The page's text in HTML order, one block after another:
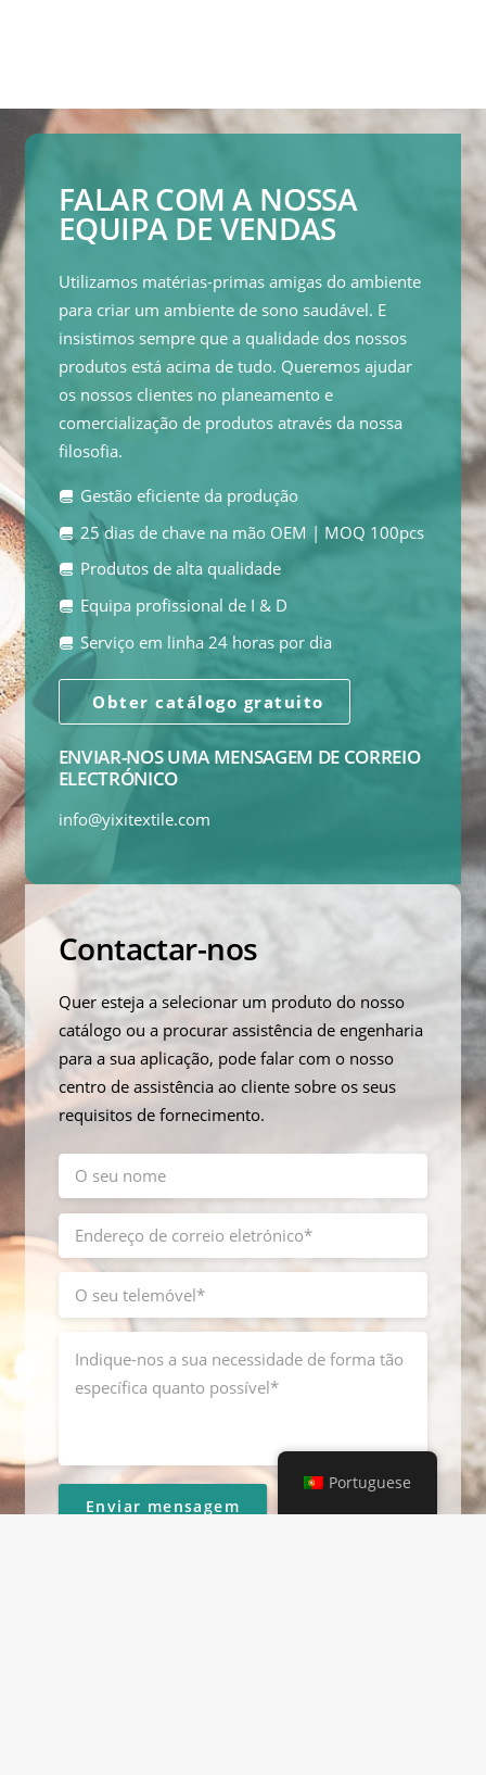
FALAR COM A NOSSA
EQUIPA DE VENDAS
Utilizamos matérias-primas amigas do ambiente
para criar um ambiente de sono saudável. E
insistimos sempre que a qualidade dos nossos
produtos está acima de tudo. Queremos ajudar
os nossos clientes no planeamento e
comercialização de produtos através da nossa
filosofia.
Gestão eficiente da produção
25 dias de chave na mão OEM | MOQ 100pcs
Produtos de alta qualidade
Equipa profissional de I & D
Serviço em linha 24 horas por dia
Obter catálogo gratuito
ENVIAR-NOS UMA MENSAGEM DE CORREIO
ELECTRÓNICO
info@yixitextile.com
Contactar-nos
Quer esteja a selecionar um produto do nosso
catálogo ou a procurar assistência de engenharia
para a sua aplicação, pode falar com o nosso
centro de assistência ao cliente sobre os seus
requisitos de fornecimento.
Portuguese